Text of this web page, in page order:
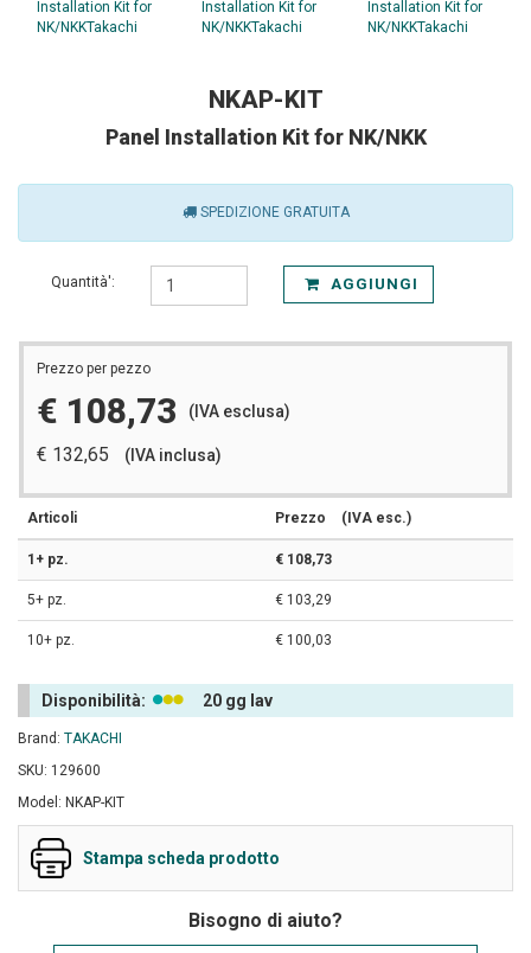
NKAP-KIT
Panel Installation Kit for NK/NKK
SPEDIZIONE GRATUITA
Quantità': AGGIUNGI
Prezzo per pezzo
€ 108,73 (IVA esclusa)
€ 132,65 (IVA inclusa)
Articoli Prezzo (IVA esc.)
1+ pz. € 108,73
5+ pz. € 103,29
10+ pz. € 100,03
Disponibilità: 20 gg lav
Brand: TAKACHI
SKU: 129600
Model: NKAP-KIT
Stampa scheda prodotto
Bisogno di aiuto?